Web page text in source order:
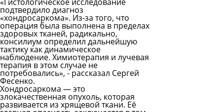
подтвердило диагноз
«хондросаркома». Из-за того, что
операция была выполнена в пределах
здоровых тканей, радикально,
консилиум определил дальнейшую
тактику как динамическое
наблюдение. Химиотерапия и лучевая
терапия в этом случае не
потребовались», - рассказал Сергей
Фесенко.
Хондросаркома — это
злокачественная опухоль, которая
развивается из хрящевой ткани. Её